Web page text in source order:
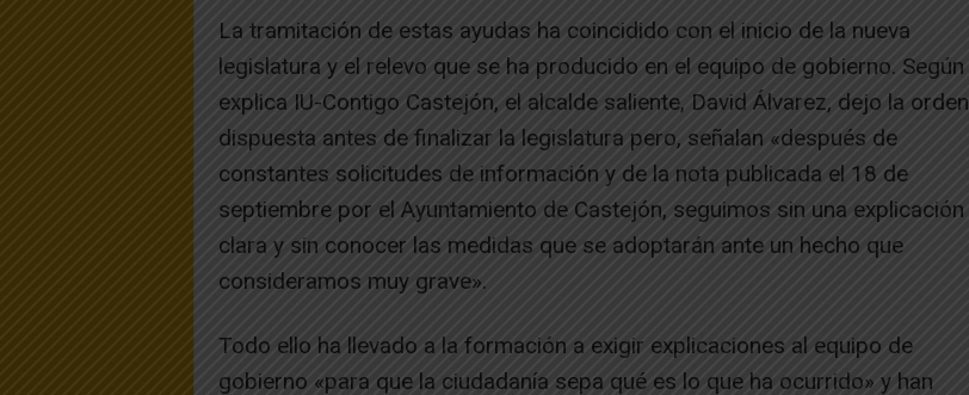
La tramitación de estas ayudas ha coincidido con el inicio de la nueva
legislatura y el relevo que se ha producido en el equipo de gobierno. Según
explica IU-Contigo Castejón, el alcalde saliente, David Álvarez, dejo la orden
dispuesta antes de finalizar la legislatura pero, señalan «después de
constantes solicitudes de información y de la nota publicada el 18 de
septiembre por el Ayuntamiento de Castejón, seguimos sin una explicación
clara y sin conocer las medidas que se adoptarán ante un hecho que
consideramos muy grave».
Todo ello ha llevado a la formación a exigir explicaciones al equipo de
gobierno «para que la ciudadanía sepa qué es lo que ha ocurrido» y han